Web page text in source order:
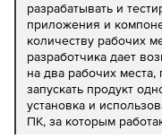
разрабатывать и
приложения и
количеству рабочих
разработчика дает
на два рабочих
запускать продукт
установка и
ПК, за которым